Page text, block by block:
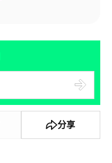
分享